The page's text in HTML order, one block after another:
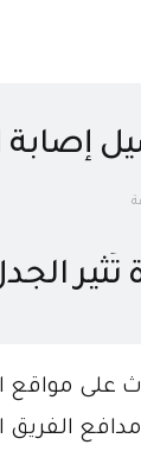
إصابة
كورونا
تُثير
قبل
على مواقع
الفريق